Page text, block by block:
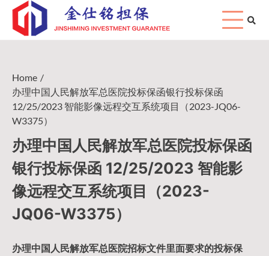
Skip
content
Home
办理中国人民解放军总医院投标保函银行投标保函
12/25/2023 智能影像远程交互系统项目（2023-JQ06-
W3375）
办理中国人民解放军总医院投标保函
银行投标保函 12/25/2023 智能影
像远程交互系统项目（2023-
JQ06-W3375）
办理中国人民解放军总医院招标文件里面要求的投标保